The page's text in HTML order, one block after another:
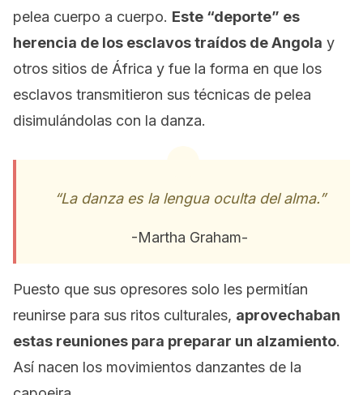
pelea cuerpo a cuerpo. Este “deporte” es
herencia de los esclavos traídos de Angola y
otros sitios de África y fue la forma en que los
esclavos transmitieron sus técnicas de pelea
disimulándolas con la danza.
“La danza es la lengua oculta del alma.”
-Martha Graham-
Puesto que sus opresores solo les permitían
reunirse para sus ritos culturales, aprovechaban
estas reuniones para preparar un alzamiento.
Así nacen los movimientos danzantes de la